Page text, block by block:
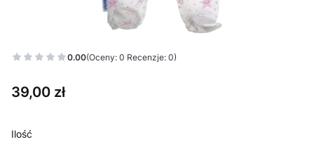
0.00(Oceny: 0 Recenzje: 0)
Cena
39,00 zł
Ilość